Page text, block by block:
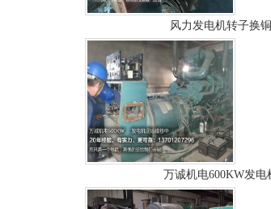
风力发电机转子换
万诚机电600KW发电